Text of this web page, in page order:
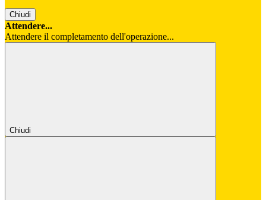
Chiudi
Attendere...
Attendere il completamento dell'operazione...
Chiudi